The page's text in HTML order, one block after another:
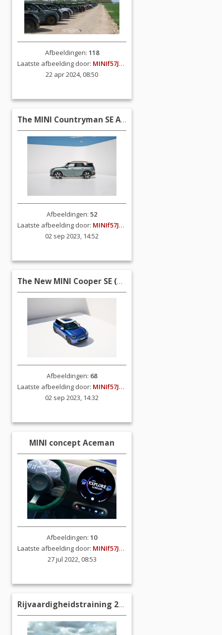
Afbeeldingen: 118
Laatste afbeelding door: MINIf57JCW
22 apr 2024, 08:50
The MINI Countryman SE ALL4 (2023)
Afbeeldingen: 52
Laatste afbeelding door: MINIf57JCW
02 sep 2023, 14:52
The New MINI Cooper SE (2023)
Afbeeldingen: 68
Laatste afbeelding door: MINIf57JCW
02 sep 2023, 14:32
MINI concept Aceman
Afbeeldingen: 10
Laatste afbeelding door: MINIf57JCW
27 jul 2022, 08:53
Rijvaardigheidstraining 2022